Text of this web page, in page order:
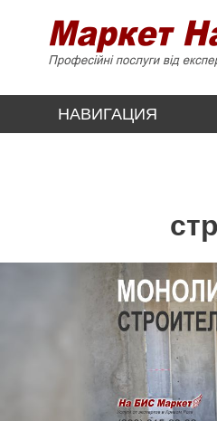
НАВИГАЦИЯ